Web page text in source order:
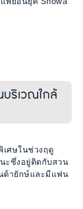
ริเวณใกล้
เศษในช่วงฤดู
ะซึ่งอยู่ติดกับสวน
ด้ายักษ์และมีแฟน